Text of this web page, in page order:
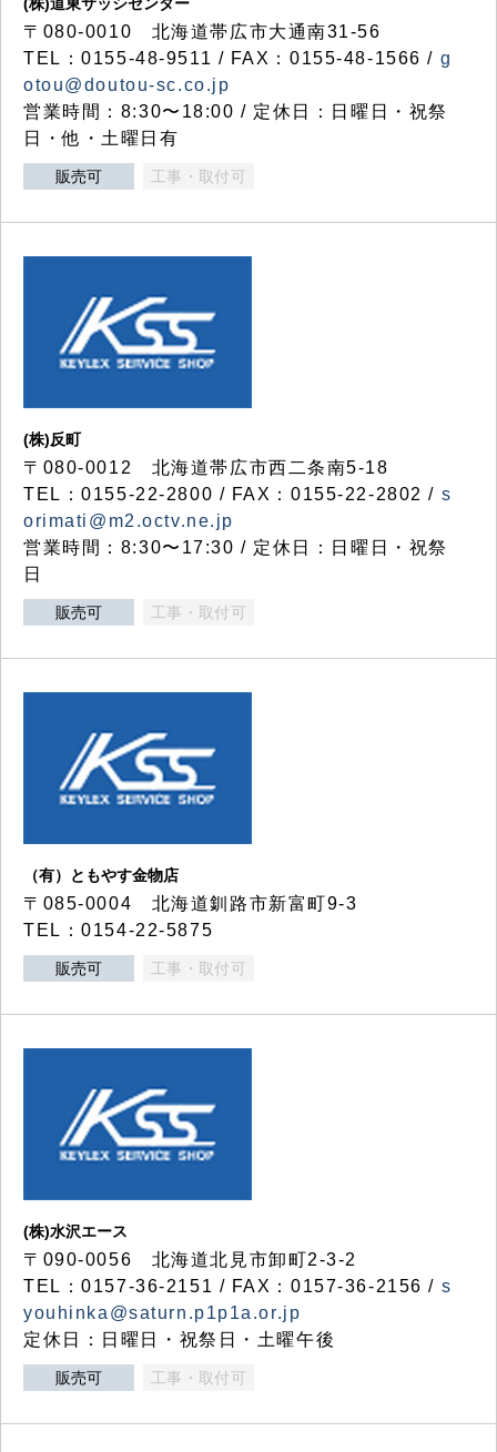
〒080-0010 北海道帯広市大通南31-56
TEL：0155-48-9511 / FAX：0155-48-1566 / g
otou@doutou-sc.co.jp
営業時間：8:30〜18:00 / 定休日：日曜日・祝祭
日・他・土曜日有
販売可 工事・取付可
(株)反町
〒080-0012 北海道帯広市西二条南5-18
TEL：0155-22-2800 / FAX：0155-22-2802 / s
orimati@m2.octv.ne.jp
営業時間：8:30〜17:30 / 定休日：日曜日・祝祭
日
販売可 工事・取付可
（有）ともやす金物店
〒085-0004 北海道釧路市新富町9-3
TEL：0154-22-5875
販売可 工事・取付可
(株)水沢エース
〒090-0056 北海道北見市卸町2-3-2
TEL：0157-36-2151 / FAX：0157-36-2156 / s
youhinka@saturn.p1p1a.or.jp
定休日：日曜日・祝祭日・土曜午後
販売可 工事・取付可